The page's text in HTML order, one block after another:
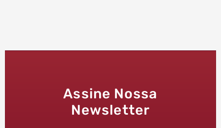
Assine Nossa
Newsletter